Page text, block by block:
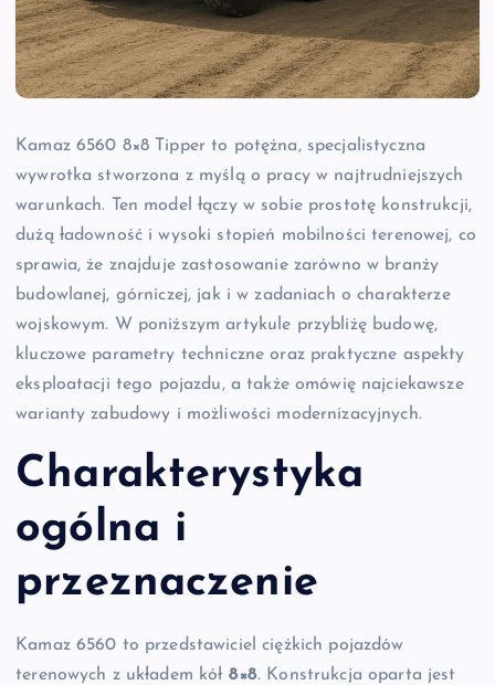
Kamaz 6560 8×8 Tipper to potężna, specjalistyczna
wywrotka stworzona z myślą o pracy w najtrudniejszych
warunkach. Ten model łączy w sobie prostotę konstrukcji,
dużą ładowność i wysoki stopień mobilności terenowej, co
sprawia, że znajduje zastosowanie zarówno w branży
budowlanej, górniczej, jak i w zadaniach o charakterze
wojskowym. W poniższym artykule przybliżę budowę,
kluczowe parametry techniczne oraz praktyczne aspekty
eksploatacji tego pojazdu, a także omówię najciekawsze
warianty zabudowy i możliwości modernizacyjnych.
Charakterystyka
ogólna i
przeznaczenie
Kamaz 6560 to przedstawiciel ciężkich pojazdów
terenowych z układem kół 8×8. Konstrukcja oparta jest